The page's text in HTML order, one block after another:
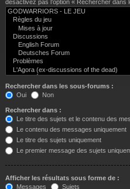
désactivez pas l’option « Rechercher
Rechercher dans les sous-forums :
Oui
Non
Rechercher dans :
Le titre des sujets et le contenu des
Le contenu des messages uniquement
Le titre des sujets uniquement
Le premier message des sujets
Afficher les résultats sous forme de :
Messages
Sujets